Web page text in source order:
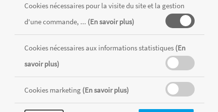
Cookies nécessaires pour la visite du site et la gestion
d'une commande, ... (En savoir plus)
Cookies nécessaires aux informations statistiques (En
savoir plus)
Cookies marketing (En savoir plus)
Tous les produits sont vendus dans la limite des stocks disponibles de
chaque magasin, toutes taxes comprises.
CONDITIONS GÉNÉRALES